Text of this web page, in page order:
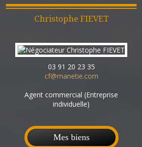
Christophe FIEVET
03 91 20 23 35
cf@manetie.com
Agent commercial (Entreprise
individuelle)
Mes biens